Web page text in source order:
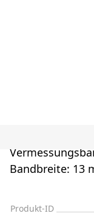
Bandbreite: 13
Produkt-ID